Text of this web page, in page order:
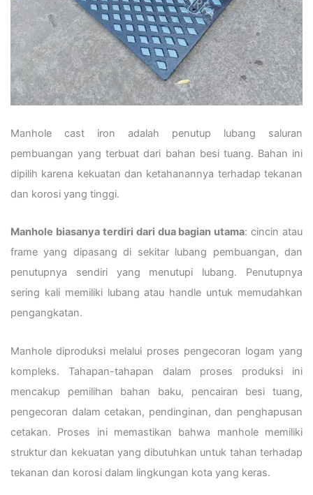
Manhole cast iron adalah penutup lubang saluran
pembuangan yang terbuat dari bahan besi tuang. Bahan ini
dipilih karena kekuatan dan ketahanannya terhadap tekanan
dan korosi yang tinggi.
Manhole biasanya terdiri dari dua bagian utama: cincin atau
frame yang dipasang di sekitar lubang pembuangan, dan
penutupnya sendiri yang menutupi lubang. Penutupnya
sering kali memiliki lubang atau handle untuk memudahkan
pengangkatan.
Manhole diproduksi melalui proses pengecoran logam yang
kompleks. Tahapan-tahapan dalam proses produksi ini
mencakup pemilihan bahan baku, pencairan besi tuang,
pengecoran dalam cetakan, pendinginan, dan penghapusan
cetakan. Proses ini memastikan bahwa manhole memiliki
struktur dan kekuatan yang dibutuhkan untuk tahan terhadap
tekanan dan korosi dalam lingkungan kota yang keras.